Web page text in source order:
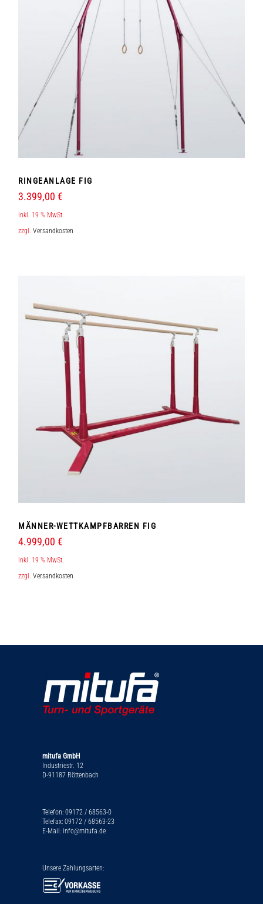
RINGEANLAGE FIG
3.399,00 €
inkl. 19 % MwSt.
zzgl.Versandkosten
MÄNNER-WETTKAMPFBARREN FIG
4.999,00 €
inkl. 19 % MwSt.
zzgl.Versandkosten
mitufa GmbH
Industriestr. 12
D-91187 Röttenbach
Telefon: 09172 / 68563-0
Telefax: 09172 / 68563-23
E-Mail: info@mitufa.de
Unsere Zahlungsarten: